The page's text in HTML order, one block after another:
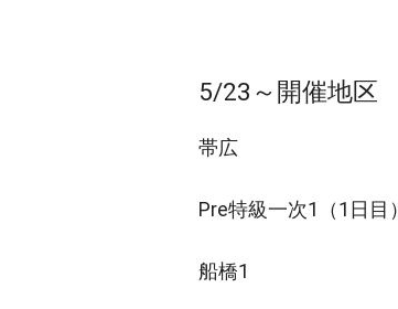
5/23～開催地区
帯広
Pre特級一次1（1日目）
船橋1